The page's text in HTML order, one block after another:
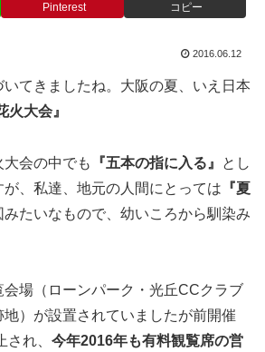
Pinterest コピー
2016.06.12
てきましたね。大阪の夏、いえ日本
火大会』
大会の中でも 『五本の指に入る』
とし
、私達、地元の人間にとっては 『夏
みたいなもので、幼いころから馴染み
会場（ローンパーク・光丘CCクラブ
）が設置されていましたが前開催
され、 今年2016年も有料観覧席の営